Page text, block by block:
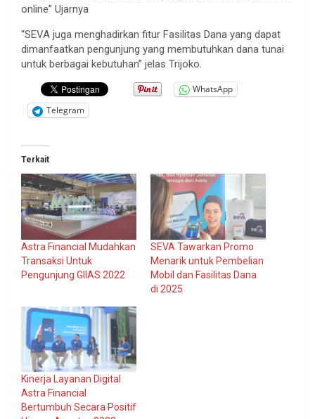
online” Ujarnya
“SEVA juga menghadirkan fitur Fasilitas Dana yang dapat
dimanfaatkan pengunjung yang membutuhkan dana tunai
untuk berbagai kebutuhan” jelas Trijoko.
WhatsApp
Telegram
Terkait
Astra Financial Mudahkan
Transaksi Untuk
Pengunjung GIIAS 2022
SEVA Tawarkan Promo
Menarik untuk Pembelian
Mobil dan Fasilitas Dana
di 2025
Kinerja Layanan Digital
Astra Financial
Bertumbuh Secara Positif